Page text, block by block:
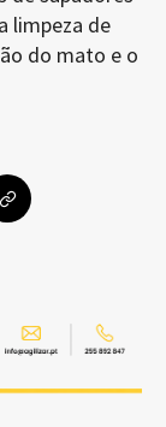
limpeza de
do mato e o